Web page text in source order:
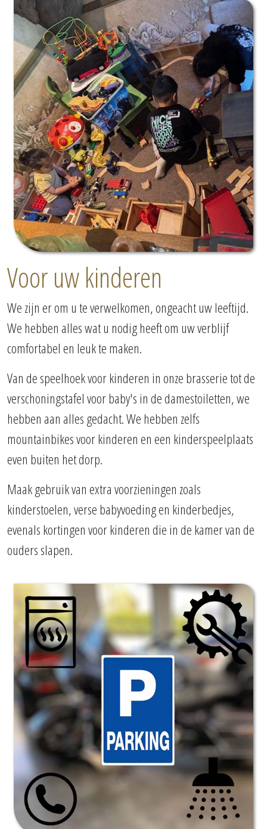
Voor uw kinderen
We zijn er om u te verwelkomen, ongeacht uw leeftijd.
We hebben alles wat u nodig heeft om uw verblijf
comfortabel en leuk te maken.
Van de speelhoek voor kinderen in onze brasserie tot de
verschoningstafel voor baby's in de damestoiletten, we
hebben aan alles gedacht. We hebben zelfs
mountainbikes voor kinderen en een kinderspeelplaats
even buiten het dorp.
Maak gebruik van extra voorzieningen zoals
kinderstoelen, verse babyvoeding en kinderbedjes,
evenals kortingen voor kinderen die in de kamer van de
ouders slapen.